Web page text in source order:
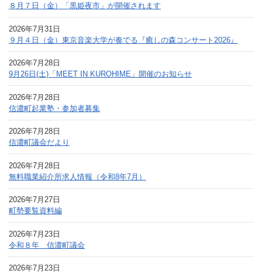
８月７日（金）「黒姫夜市」が開催されます
2026年7月31日
９月４日（金）東京音楽大学が奏でる『癒しの森コンサート2026』
2026年7月28日
9月26日(土)「MEET IN KUROHIME」開催のお知らせ
2026年7月28日
信濃町起業塾・参加者募集
2026年7月28日
信濃町議会だより
2026年7月28日
無料職業紹介所求人情報（令和8年7月）
2026年7月27日
町勢要覧資料編
2026年7月23日
令和８年 信濃町議会
2026年7月23日